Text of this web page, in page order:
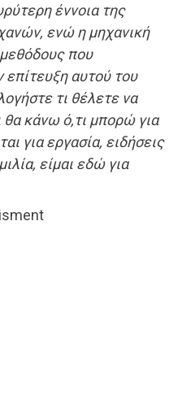
έννοια της
ενώ η μηχανική
μεθόδους που
επίτευξη αυτού του
τι θέλετε να
θα κάνω ό,τι μπορώ για
για εργασία, ειδήσεις
είμαι εδώ για